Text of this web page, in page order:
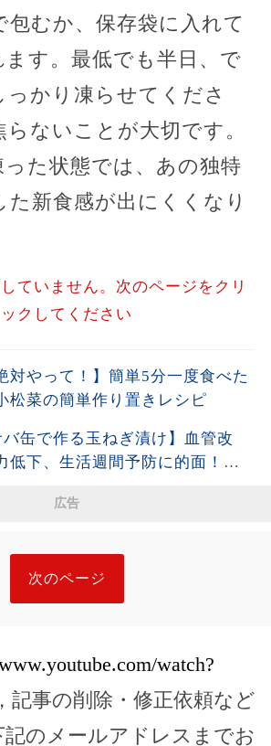
包むか、保存袋に入れて
ます。最低でも半日、で
っかり凍らせてくださ
ないことが大切です。
った状態では、あの独特
た新食感が出にくくなり
ていません。次のページをクリ
ックしてください
対やって！】簡単5分一度食べた
松菜の簡単作り置きレシピ
缶で作る玉ねぎ漬け】血管改
低下、生活週間予防に的面！食
広告
次のページ
watch?
，記事の削除・修正依頼など
のメールアドレスまでお